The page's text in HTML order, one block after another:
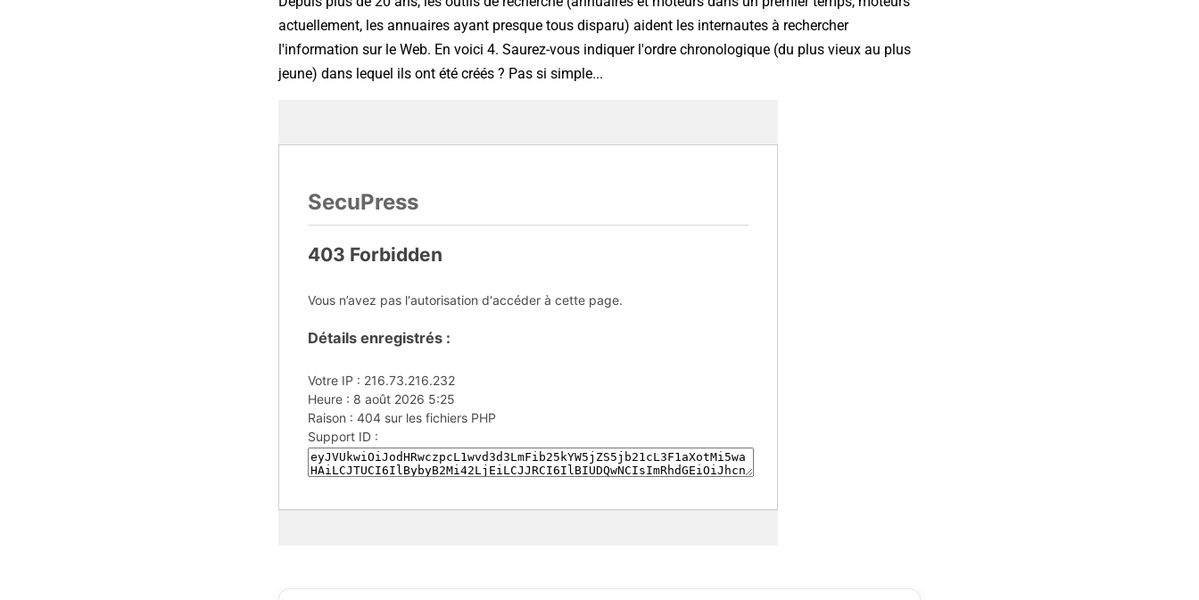
actuellement, les annuaires ayant presque tous disparu) aident les internautes à rechercher
l'information sur le Web. En voici 4. Saurez-vous indiquer l'ordre chronologique (du plus vieux au plus
jeune) dans lequel ils ont été créés ? Pas si simple...